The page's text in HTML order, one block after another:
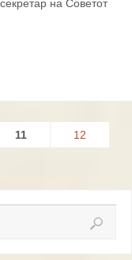
на Советот
11 12